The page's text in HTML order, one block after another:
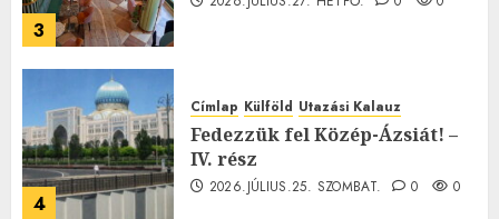
3
4
Címlap Külföld Utazási Kalauz
Fedezzük fel Közép-Ázsiát! –
IV. rész
2026.JÚLIUS.25. SZOMBAT. 0 0